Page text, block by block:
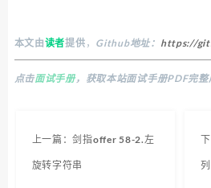
本文由读者提供 ， Github地址： https://
点击面试手册，获取本站面试手册PDF完整
上一篇：剑指offer 58-2.左
旋转字符串